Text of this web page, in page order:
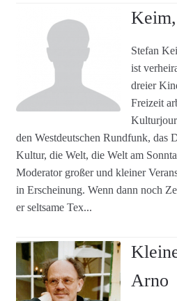
Stefan
ist
dreier
Freizeit
den Westdeutschen Rundfunk, das
Kultur, die Welt, die Welt am
Moderator großer und kleiner
in Erscheinung. Wenn dann noch
er seltsame Tex...
Arno